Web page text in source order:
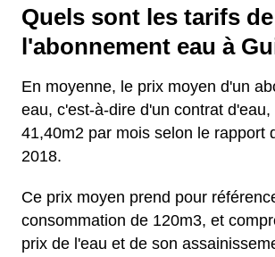
Quels sont les tarifs de
l'abonnement eau à
En moyenne, le prix moyen d'un
eau, c'est-à-dire d'un contrat d'eau,
41,40m2 par mois selon le rapport
2018.
Ce prix moyen prend pour
consommation de 120m3, et
prix de l'eau et de son